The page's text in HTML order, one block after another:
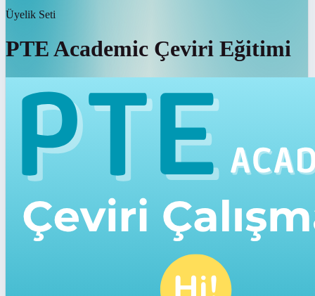
Üyelik Seti
PTE Academic Çeviri Eğitimi